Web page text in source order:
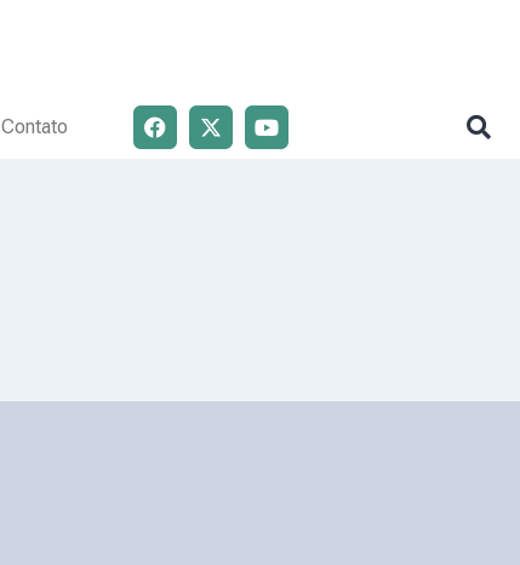
Contato